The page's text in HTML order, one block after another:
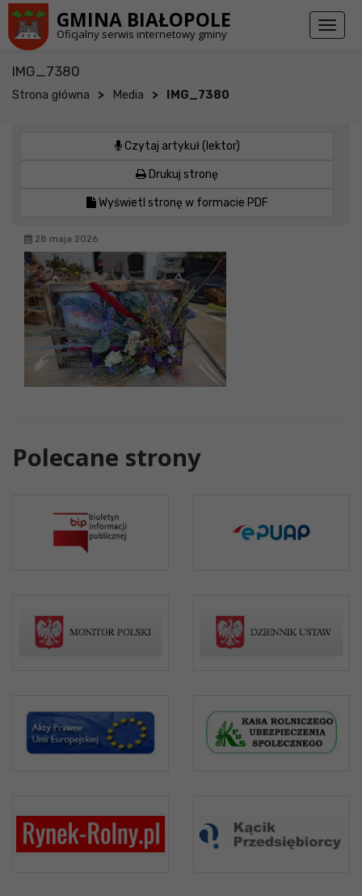
GMINA BIAŁOPOLE
Oficjalny serwis internetowy gminy
Toggle
IMG_7380
Strona główna > Media > IMG_7380
Czytaj artykuł (lektor)
Drukuj stronę
Wyświetl stronę w formacie PDF
28 maja 2026
Polecane strony